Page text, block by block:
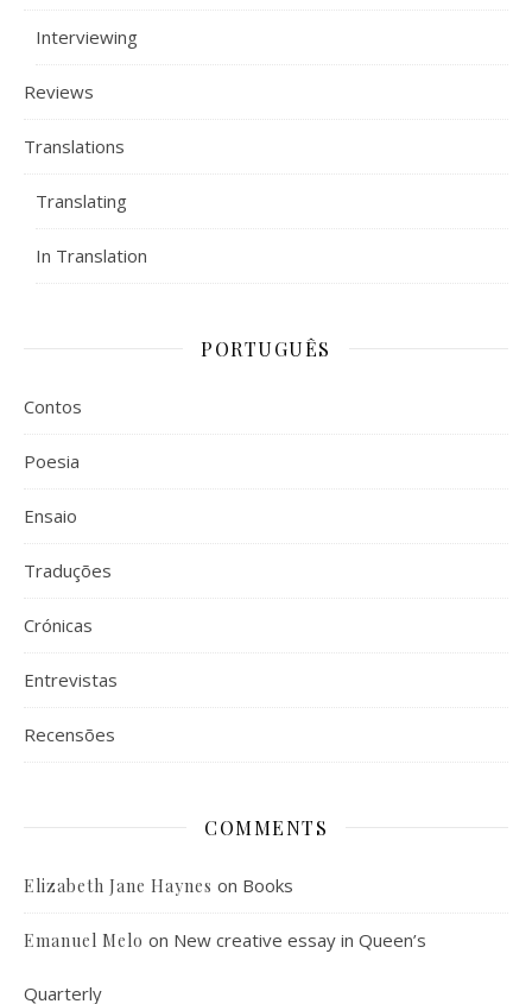
Interviewing
Reviews
Translations
Translating
In Translation
PORTUGUÊS
Contos
Poesia
Ensaio
Traduções
Crónicas
Entrevistas
Recensões
COMMENTS
Elizabeth Jane Haynes on Books
Emanuel Melo on New creative essay in Queen’s
Quarterly